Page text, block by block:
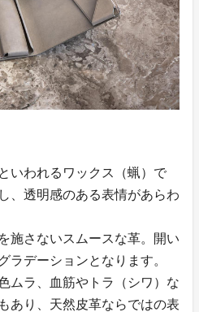
いわれるワックス（蝋）で
、透明感のある表情があらわ
施さないスムースな革。開い
ラデーションとなります。
ムラ、血筋やトラ（シワ）な
あり、天然皮革ならではの表